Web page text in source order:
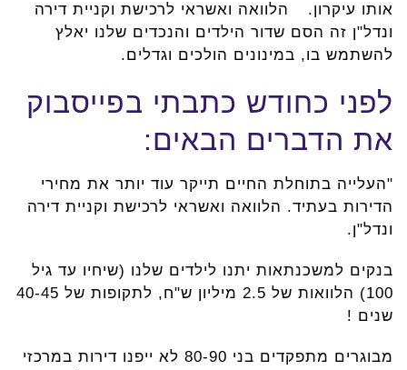
דירה
ונדל"ן
אותו עיקרון.
הלוואה ואשראי לרכישת וקניית דירה
ונדל"ן זה הסם שדור הילדים והנכדים שלנו יאלץ
להשתמש בו, במינונים הולכים וגדלים.
לפני כחודש כתבתי בפייסבוק
את הדברים הבאים:
"העלייה בתוחלת החיים תייקר עוד יותר את מחירי
הדירות בעתיד. הלוואה ואשראי לרכישת וקניית דירה
ונדל"ן.
בנקים למשכנתאות יתנו לילדים שלנו (שיחיו עד גיל
100) הלוואות של 2.5 מיליון ש"ח, לתקופות של 40-45
שנים !
מבוגרים מתפקדים בני 80-90 לא ייפנו דירות במרכזי